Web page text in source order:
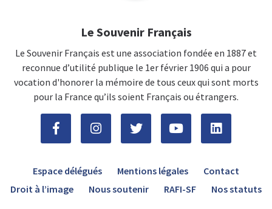
Le Souvenir Français
Le Souvenir Français est une association fondée en 1887 et
reconnue d’utilité publique le 1er février 1906 qui a pour
vocation d'honorer la mémoire de tous ceux qui sont morts
pour la France qu’ils soient Français ou étrangers.
Espace délégués Mentions légales
Contact
Droit à l’image
Nous soutenir RAFI-SF Nos statuts